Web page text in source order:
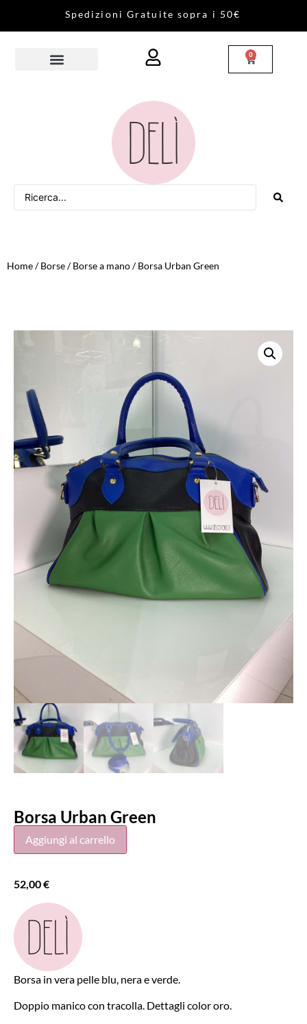
Sped izi on i Gratu ite sopra i 50€
0
Home/Borse/Borse a mano/ Borsa Urban Green
Borsa Urban Green
Aggiungi al carrello
52,00€
Borsa in vera pelle blu, nera e verde.
Doppio manico con tracolla. Dettagli color oro.